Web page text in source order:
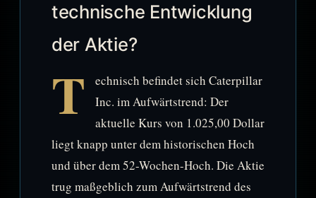
technische Entwicklung
der Aktie?
T
echnisch befindet sich Caterpillar
Inc. im Aufwärtstrend: Der
aktuelle Kurs von 1.025,00 Dollar
liegt knapp unter dem historischen Hoch
und über dem 52-Wochen-Hoch. Die Aktie
trug maßgeblich zum Aufwärtstrend des